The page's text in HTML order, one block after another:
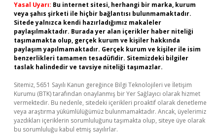
Yasal Uyarı: Bu internet sitesi, herhangi bir marka, kurum
veya şahıs şirketi ile hiçbir bağlantısı bulunmamaktadır.
Sitede yalnızca kendi hazırladığımız makaleler
paylaşılmaktadır. Burada yer alan içerikler haber niteliği
taşımamakta olup, gerçek kurum ve kişiler hakkında
paylaşım yapılmamaktadır. Gerçek kurum ve kişiler ile isim
benzerlikleri tamamen tesadüfidir. Sitemizdeki bilgiler
taslak halindedir ve tavsiye niteliği taşımazlar.
Sitemiz, 5651 Sayılı Kanun gereğince Bilgi Teknolojileri ve İletişim
Kurumu (BTK) tarafından onaylanmış bir Yer Sağlayıcı olarak hizmet
vermektedir. Bu nedenle, sitedeki içerikleri proaktif olarak denetleme
veya araştırma yükümlülüğümüz bulunmamaktadır. Ancak, üyelerimiz
yazdıkları içeriklerin sorumluluğunu taşımakta olup, siteye üye olarak
bu sorumluluğu kabul etmiş sayılırlar.